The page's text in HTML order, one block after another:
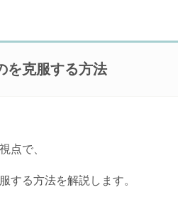
を克服する方法
点で、
する方法を解説します。